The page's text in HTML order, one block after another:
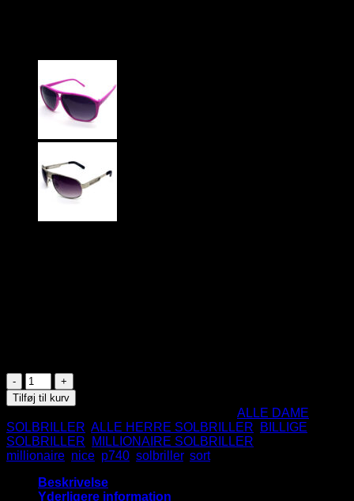
Nice
Millionaire
Solbrille
-
Sort
antal
Tilføj til kurv
ALLE DAME
SOLBRILLER ALLE HERRE SOLBRILLER
BILLIGE
SOLBRILLER
MILLIONAIRE SOLBRILLER
millionaire nice p740 solbriller, sort
Beskrivelse
Yderligere information